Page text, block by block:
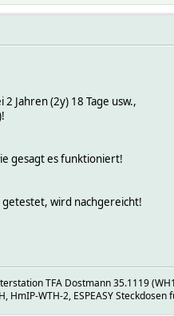
Jahren (2y) 18 Tage usw.,
gesagt es funktioniert!
getestet, wird nachgereicht!
TFA Dostmann 35.1119
HmIP-WTH-2, ESPEASY